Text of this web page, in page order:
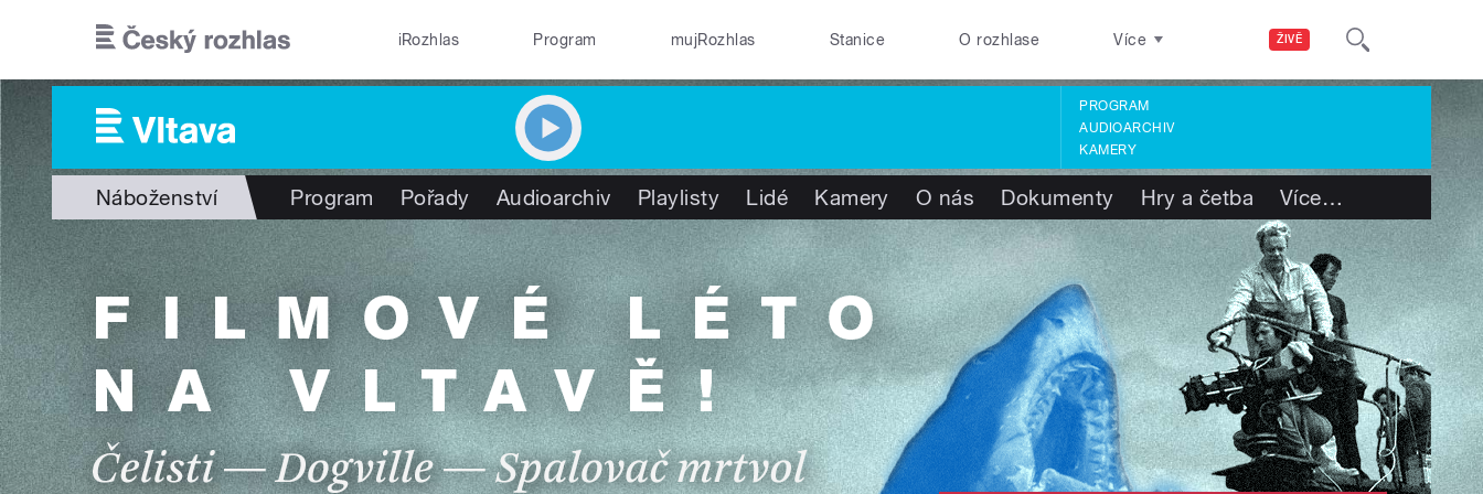
ŽIVĚ
iRozhlas Program mujRozhlas Stanice O rozhlase Více
PROGRAM
AUDIOARCHIV
KAMERY
Náboženství Program Pořady Audioarchiv Playlisty Lidé Kamery O nás Dokumenty Hry a četba Více…